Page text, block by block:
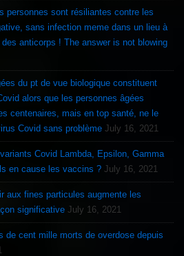
personnes sont résiliantes contre les
sans infection meme dans un lieu à
anticorps ! The answer is not blowing
du pt de vue biologique constituent
alors que les personnes âgées
centenaires, mais en top santé, ne le
Covid sans problème July 16, 2021
Covid Lambda, Epsilon, Gamma
en cause les vaccins ? July 16, 2021
aux fines particules augmente les
significative July 16, 2021
de cent mille morts de overdose depuis